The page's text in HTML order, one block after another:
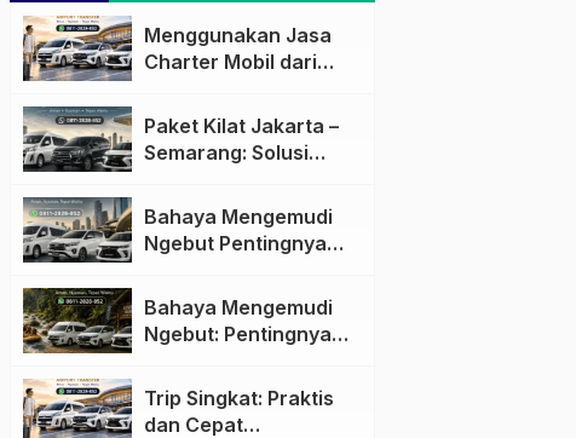
Menggunakan Jasa
Charter Mobil dari
Nyaman dan Fleksibel
Paket Kilat Jakarta –
Semarang: Solusi
Efisien
Bahaya Mengemudi
Ngebut Pentingnya
raya
Bahaya Mengemudi
Ngebut: Pentingnya
Trip Singkat: Praktis
dan Cepat